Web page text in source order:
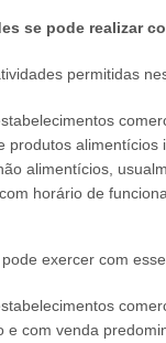
se pode realizar
permitidas
produtos alimentícios
alimentícios,
horário de
exercer com
e com venda